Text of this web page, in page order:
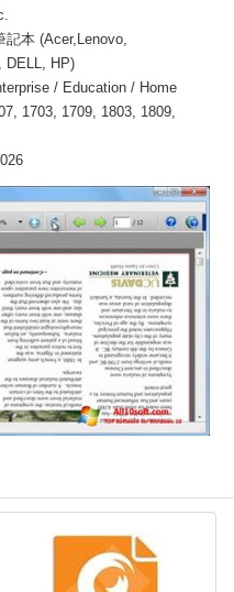
記本 (Acer,Lenovo,
DELL, HP)
/ Education / Home
1703, 1709, 1803, 1809,